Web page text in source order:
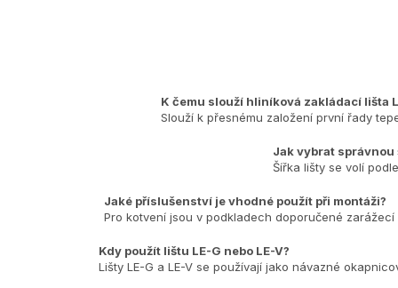
K čemu slouží hliníková zakládací lišta
Slouží k přesnému založení první řady
Jak vybrat
Šířka lišty se volí
Jaké příslušenství je vhodné použít při montáži?
Pro kotvení jsou v podkladech doporučené
Kdy použít lištu LE-G nebo LE-V?
Lišty LE-G a LE-V se používají jako návazné